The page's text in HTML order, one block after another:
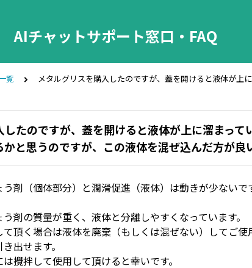
AIチャットサポート窓口・FAQ
覧 メタルグリスを購入したのですが、蓋を開けると液体が上
したのですが、蓋を開けると液体が上に溜まって
と思うのですが、この液体を混ぜ込んだ方が良
剤（個体部分）と潤滑促進（液体）は動きが少ないで
剤の質量が重く、液体と分離しやすくなっています。
頂く場合は液体を廃棄（もしくは混ぜない）してご使
出せます。
攪拌して使用して頂けると幸いです。